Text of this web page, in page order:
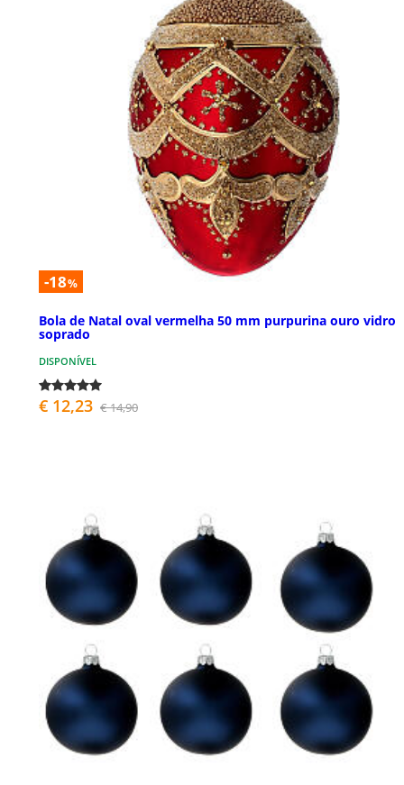
-18%
Bola de Natal oval vermelha 50 mm purpurina ouro vidro
soprado
DISPONÍVEL
€ 12,23 € 14,90